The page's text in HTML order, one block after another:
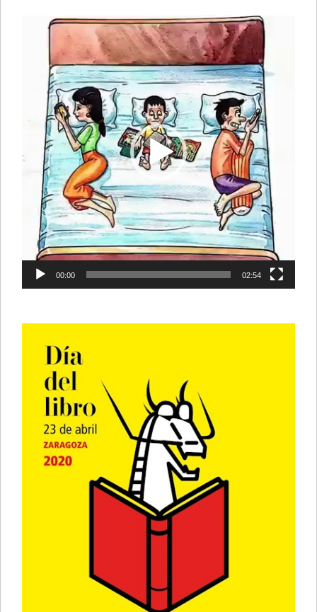
Reproductor
vídeo
00:00 02:54